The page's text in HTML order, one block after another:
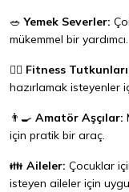
🥗Yemek Severler:
mükemmel bir yardımcı.
🏋️‍♀️ Fitness
hazırlamak isteyenler
👨‍🍳 Amatör Aşçılar:
için pratik bir araç.
👪 Aileler: Çocuklar
isteyen aileler için